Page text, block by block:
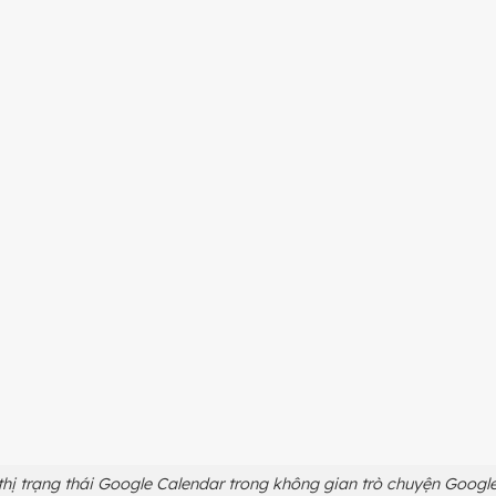
trạng thái Google Calendar trong không gian trò chuyện